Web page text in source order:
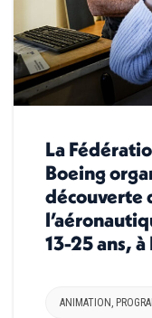
La
Boeing
découverte
13-25 ans, à
ANIMATION